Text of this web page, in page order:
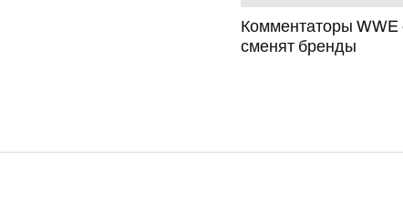
Комментаторы WWE
сменят бренды